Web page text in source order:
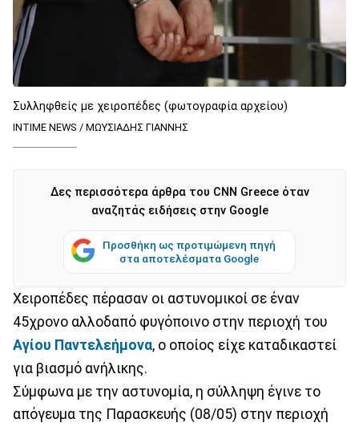
Συλληφθείς με χειροπέδες (φωτογραφία αρχείου)
INTIME NEWS / ΜΩΥΣΙΑΔΗΣ ΓΙΑΝΝΗΣ
Δες περισσότερα άρθρα του CNN Greece όταν
αναζητάς ειδήσεις στην Google
Προσθήκη ως προτιμώμενη πηγή
στα αποτελέσματα Google
Χειροπέδες πέρασαν οι αστυνομικοί σε έναν
45χρονο αλλοδαπό φυγόποινο στην περιοχή του
Αγίου Παντελεήμονα, ο οποίος είχε καταδικαστεί
για βιασμό ανήλικης.
Σύμφωνα με την αστυνομία, η σύλληψη έγινε το
απόγευμα της Παρασκευής (08/05) στην περιοχή